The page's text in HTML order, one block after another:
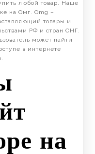
любой товар. Наше
на Омг. Omg –
товары и
РФ и стран СНГ.
может найти
в интернете
на